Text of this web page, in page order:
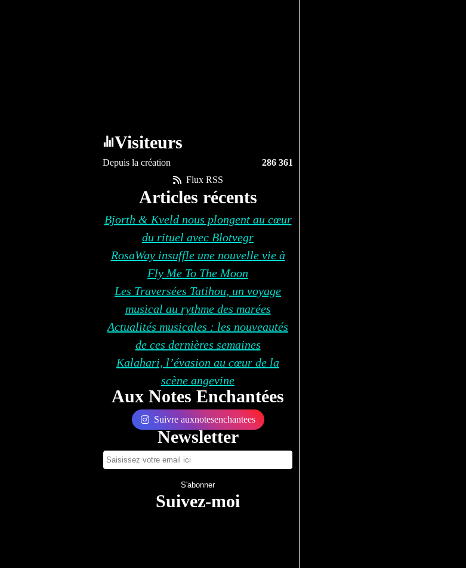
Visiteurs
Depuis la création
286 361
Flux RSS
Articles récents
Bjorth & Kveld nous plongent au cœur
du rituel avec Blotvegr
RosaWay insuffle une nouvelle vie à
Fly Me To The Moon
Les Traversées Tatihou, un voyage
musical au rythme des marées
Actualités musicales : les nouveautés
de ces dernières semaines
Kalahari, l’évasion au cœur de la
scène angevine
Aux Notes Enchantées
Suivre auxnotesenchantees
Newsletter
Suivez-moi